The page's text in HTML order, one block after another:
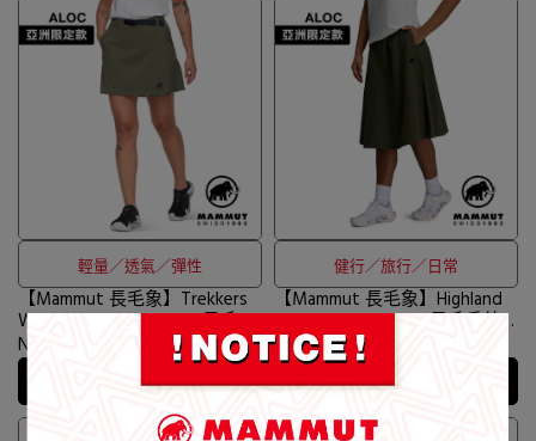
輕量／透氣／彈性
【Mammut 長毛象】Trekkers
Wrap Skort AF Women 日系戶
外褲裙 女款 深沼澤綠 #1023-
01090
NT$5,200
加入購物車
健行／旅行／日常
【Mammut 長毛象】Highland
Traveler Skirt AF W 日系戶外
防曬長裙 女款 深沼澤綠
#1023-01080
NT$5,500
加入購物車